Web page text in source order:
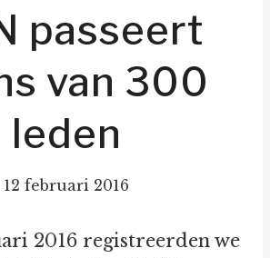
passeert
van 300
leden
12 februari 2016
2016 registreerden we